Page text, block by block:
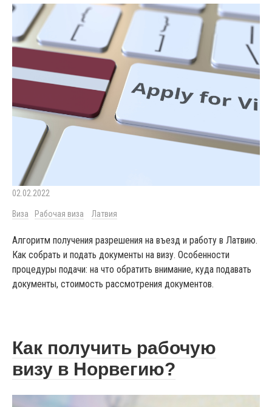
02.02.2022
Виза Рабочая виза Латвия
Алгоритм получения разрешения на въезд и работу в Латвию.
Как собрать и подать документы на визу. Особенности
процедуры подачи: на что обратить внимание, куда подавать
документы, стоимость рассмотрения документов.
Как получить рабочую
визу в Норвегию?